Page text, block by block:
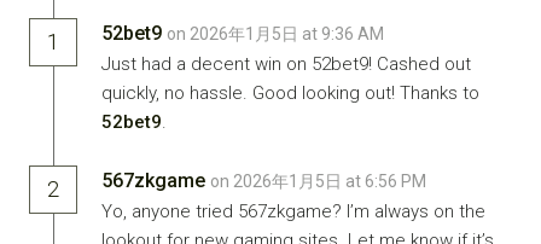
1 52bet9 on 2026年1月5日 at 9:36 AM
Just had a decent win on 52bet9! Cashed out
quickly, no hassle. Good looking out! Thanks to
52bet9.
2 567zkgame on 2026年1月5日 at 6:56 PM
Yo, anyone tried 567zkgame? I’m always on the